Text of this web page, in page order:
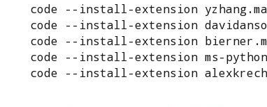
code --install-extension
code --install-extension
code --install-extension
code --install-extension ms-
code --install-extension